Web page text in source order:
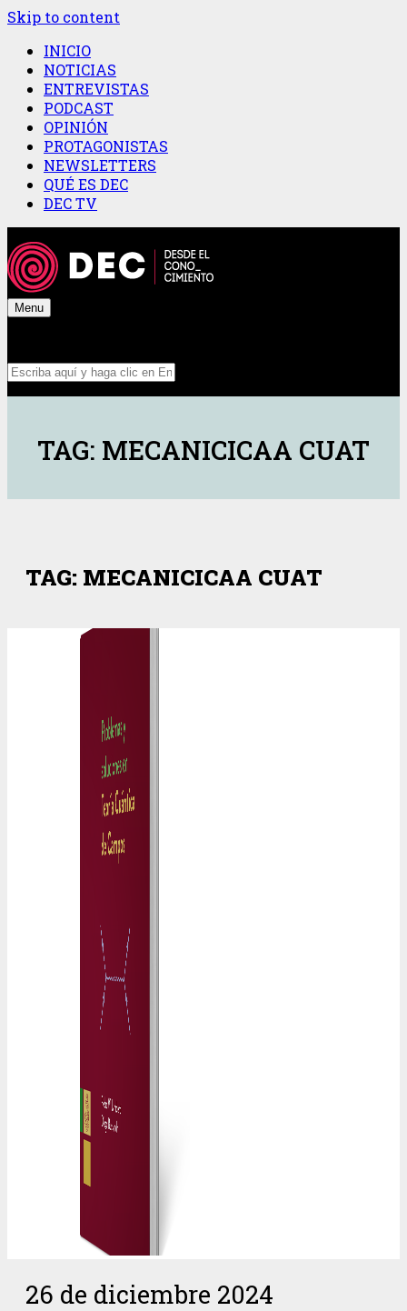
Skip to content
INICIO
NOTICIAS
ENTREVISTAS
PODCAST
OPINIÓN
PROTAGONISTAS
NEWSLETTERS
QUÉ ES DEC
DEC TV
Menu
TAG: MECANICICAA CUAT
TAG: MECANICICAA CUAT
26 de diciembre 2024